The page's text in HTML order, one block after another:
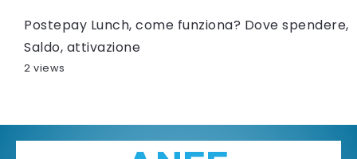
Postepay Lunch, come funziona? Dove spendere,
Saldo, attivazione
2 views